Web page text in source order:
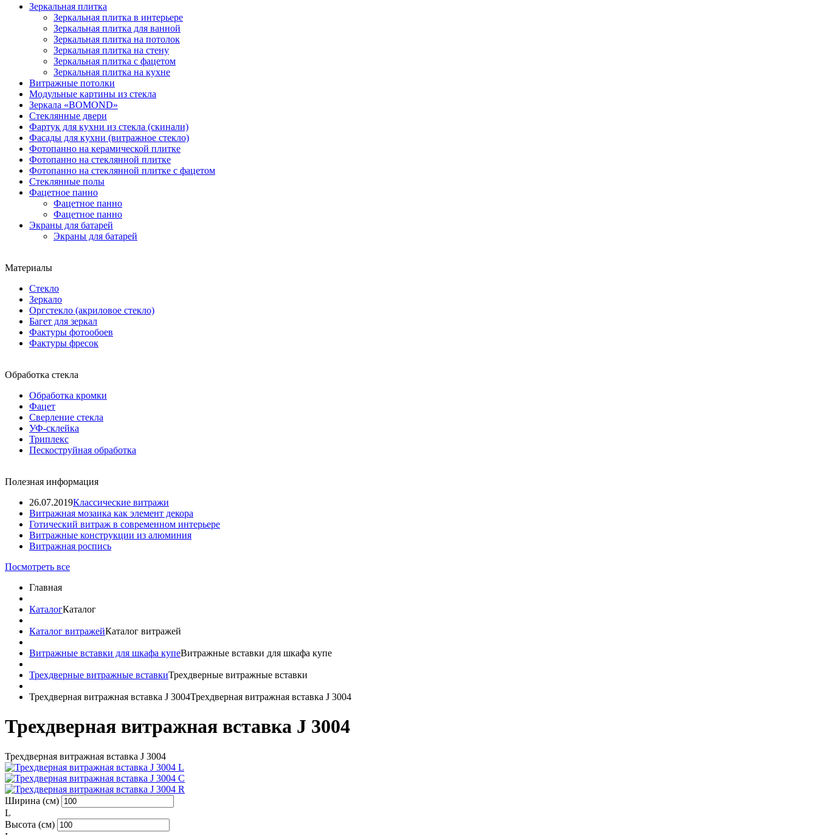
Зеркальная плитка
Зеркальная плитка в интерьере
Зеркальная плитка для ванной
Зеркальная плитка на потолок
Зеркальная плитка на стену
Зеркальная плитка с фацетом
Зеркальная плитка на кухне
Витражные потолки
Модульные картины из стекла
Зеркала «BOMOND»
Стеклянные двери
Фартук для кухни из стекла (скинали)
Фасады для кухни (витражное стекло)
Фотопанно на керамической плитке
Фотопанно на стеклянной плитке
Фотопанно на стеклянной плитке с фацетом
Стеклянные полы
Фацетное панно
Фацетное панно
Фацетное панно
Экраны для батарей
Экраны для батарей
Материалы
Стекло
Зеркало
Оргстекло (акриловое стекло)
Багет для зеркал
Фактуры фотообоев
Фактуры фресок
Обработка стекла
Обработка кромки
Фацет
Сверление стекла
УФ-склейка
Триплекс
Пескоструйная обработка
Полезная информация
26.07.2019Классические витражи
Витражная мозаика как элемент декора
Готический витраж в современном интерьере
Витражные конструкции из алюминия
Витражная роспись
Посмотреть все
Главная
КаталогКаталог
Каталог витражейКаталог витражей
Витражные вставки для шкафа купеВитражные вставки для шкафа купе
Трехдверные витражные вставкиТрехдверные витражные вставки
Трехдверная витражная вставка J 3004Трехдверная витражная вставка J 3004
Трехдверная витражная вставка J 3004
Трехдверная витражная вставка J 3004
Ширина (см)
L
Высота (см)